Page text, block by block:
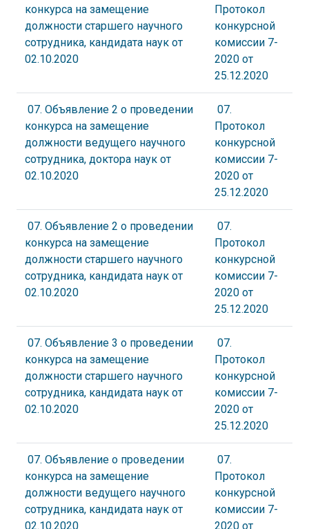
конкурса на замещение
должности старшего научного
сотрудника, кандидата наук от
02.10.2020
Протокол
конкурсной
комиссии 7-
2020 от
25.12.2020
07. Объявление 2 о проведении
конкурса на замещение
должности ведущего научного
сотрудника, доктора наук от
02.10.2020
07.
Протокол
конкурсной
комиссии 7-
2020 от
25.12.2020
07. Объявление 2 о проведении
конкурса на замещение
должности старшего научного
сотрудника, кандидата наук от
02.10.2020
07.
Протокол
конкурсной
комиссии 7-
2020 от
25.12.2020
07. Объявление 3 о проведении
конкурса на замещение
должности старшего научного
сотрудника, кандидата наук от
02.10.2020
07.
Протокол
конкурсной
комиссии 7-
2020 от
25.12.2020
07. Объявление о проведении
конкурса на замещение
должности ведущего научного
сотрудника, кандидата наук от
02.10.2020
07.
Протокол
конкурсной
комиссии 7-
2020 от